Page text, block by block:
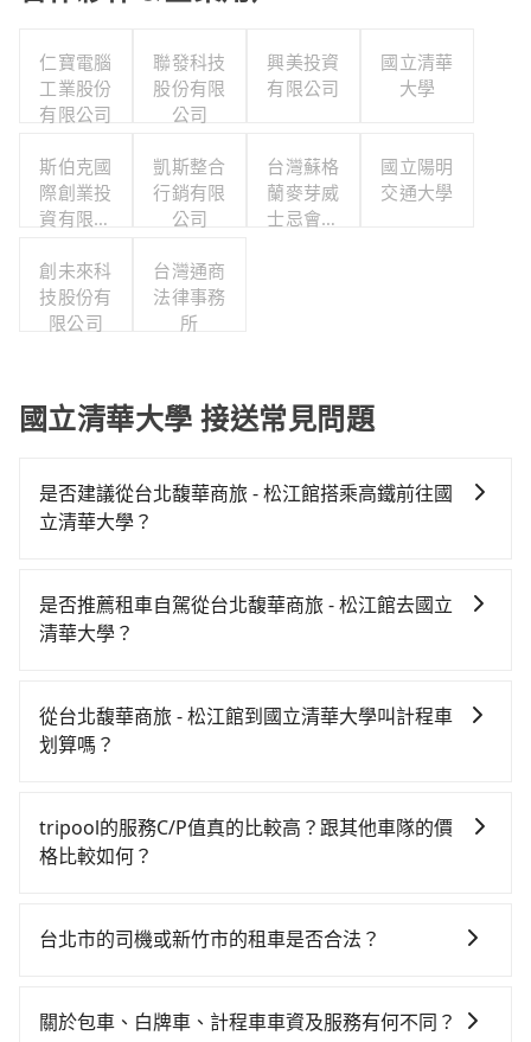
仁寶電腦
工業股份
有限公司
聯發科技
股份有限
公司
興美投資
有限公司
國立清華
大學
斯伯克國
際創業投
資有限公
凱斯整合
行銷有限
公司
台灣蘇格
蘭麥芽威
士忌會所
國立陽明
交通大學
創未來科
技股份有
限公司
台灣通商
法律事務
所
國立清華大學 接送常見問題
是否建議從台北馥華商旅 - 松江館搭乘高鐵前往國
立清華大學？
學，高鐵較貴、費時、轉車麻煩！從最早06:26一直到
23:00，台北-新竹一天最多有61班次高鐵可搭乘。假設
鐘。抵達高鐵站後，步行進站、現場購票並於月台排隊
的時間約25分鐘，再乘坐30~35分鐘（平均34分）的高
分鐘、車費400元後，抵達國立清華大學 (新竹市東區)
的目的地。全程加上轉車時間共1小時46分鐘，假設3位
元，費時1小時1分鐘。選擇搭乘高鐵而不預約包車，不
僅有兩位乘車，也可參考tripool的拼車共乘服務，最多
是否推薦租車自駕從台北馥華商旅 - 松江館去國立
清華大學？
時不需要閉目養神（因為要自己開車），在北北基桃竹
有提供甲地乙還的iRent應該適合你。註冊完iRent的
商旅 - 松江館到國立清華大學的花費預估為$600~750，
雖已將eTag和可能的每小時40元路邊停車費用預估進
Prius C、Vios這類乘坐體驗較差的車款，如果人數超過
上一組乘客遺留的垃圾或者撞凹的車門仍未被修理，每
從台北馥華商旅 - 松江館到國立清華大學叫計程車
划算嗎？
灣大車隊、Uber、Line Taxi、Yoxi等，如果在路邊攔不
到車，也可考慮打電話至附近的計程車隊，如長鴻計程
tripool可省高達$800。綜合以上，無論在價格或服務品
tripool的服務C/P值真的比較高？跟其他車隊的價
格比較如何？
市場上稍具規模且合法經營的業者，有以短程與城市為
KKDAY、KLOOK、叫車吧等。tripool旅步專注在長程
台北市的司機或新竹市的租車是否合法？
車、私家車或野雞車在招攬生意，這不僅是違法可能被
關於包車、白牌車、計程車車資及服務有何不同？